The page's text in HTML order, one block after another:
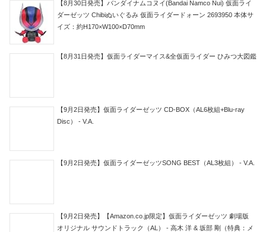
【8月30日発売】バンダイナムコヌイ(Bandai Namco Nui) 仮面ライ
ダーゼッツ Chibiぬいぐるみ 仮面ライダードォーン 2693950 本体サ
イズ：約H170×W100×D70mm
【8月31日発売】仮面ライダーマイス&全仮面ライダー ひみつ大図鑑
【9月2日発売】仮面ライダーゼッツ CD-BOX（AL6枚組+Blu-ray
Disc） - V.A.
【9月2日発売】仮面ライダーゼッツSONG BEST（AL3枚組） - V.A.
【9月2日発売】【Amazon.co.jp限定】仮面ライダーゼッツ 劇場版
オリジナル サウンドトラック（AL） - 高木 洋 & 坂部 剛（特典：メ